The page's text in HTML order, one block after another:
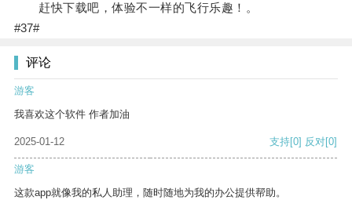
赶快下载吧，体验不一样的飞行乐趣！。
#37#
评论
游客
我喜欢这个软件 作者加油
2025-01-12 支持[0] 反对[0]
游客
这款app就像我的私人助理，随时随地为我的办公提供帮助。